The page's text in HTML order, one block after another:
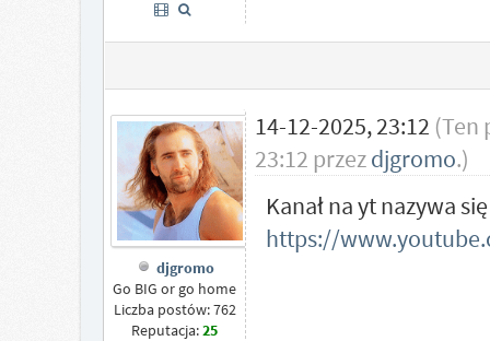
djgromo
Go BIG or go home
Liczba postów: 762
Reputacja:25
14-12-2025, 23:12 (Ten
23:12 przezdjgromo.)
Kanał na yt nazywa
https://